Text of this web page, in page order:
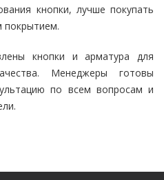
кнопки, лучше покупать
покрытием.
кнопки и арматура для
Менеджеры готовы
по всем вопросам и